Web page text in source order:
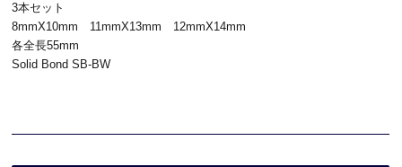
3本セット
8mmX10mm 11mmX13mm 12mmX14mm
各全長55mm
Solid Bond SB-BW